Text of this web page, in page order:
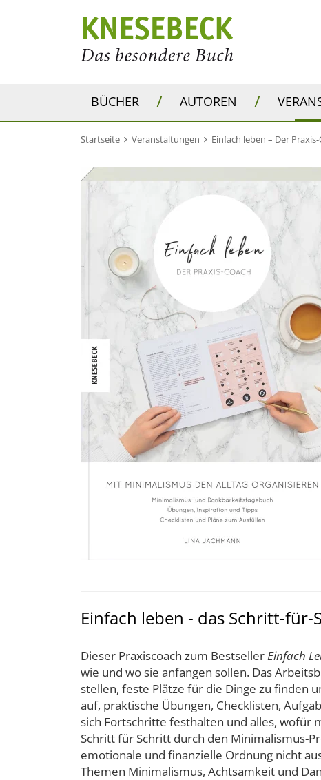
BÜCHER / AUTOREN /
Startseite Veranstaltungen Einfach leben – Der Praxis-
Einfach leben - das Schritt-
Dieser Praxiscoach zum BestsellerEinfach
wie und wo sie anfangen sollen. Das
stellen, feste Plätze für die Dinge zu finden
auf, praktische Übungen, Checklisten,
sich Fortschritte festhalten und alles, wofür
Schritt für Schritt durch den Minimalismus-
emotionale und finanzielle Ordnung nicht
Themen Minimalismus, Achtsamkeit und